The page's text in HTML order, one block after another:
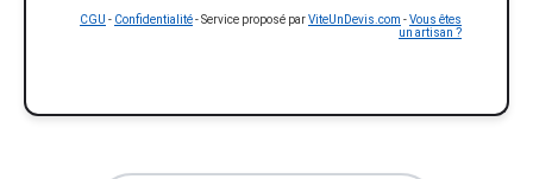
CGU - Confidentialité- Service proposé parViteUnDevis.com -Vous êtes
un artisan ?